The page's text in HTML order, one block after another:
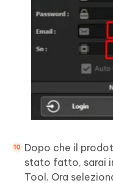
Dopo che il
stato fatto, sarai
Tool. Ora